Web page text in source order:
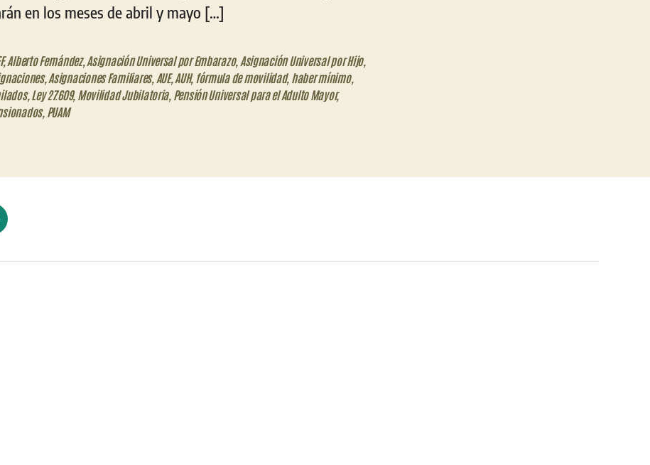
en los meses de abril y mayo […]
,Alberto Fernández, Asignación Universal por Embarazo, Asignación Universal por Hijo,
, Asignaciones Familiares, AUE, AUH, fórmula de movilidad, haber mínimo,
, Ley 27.609, Movilidad Jubilatoria, Pensión Universal para el Adulto Mayor,
, PUAM